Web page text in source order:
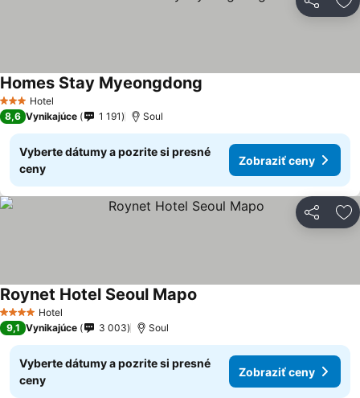
Zdieľať
3 Počet hviezdičiek
Hotel
Homes Stay Myeongdong
8,6 Vynikajúce 1 191 Soul
Vyberte dátumy a pozrite si presné
ceny
Zobraziť ceny
Zdieľať
4 Počet hviezdičiek
Hotel
Roynet Hotel Seoul Mapo
9,1 Vynikajúce 3 003 Soul
Vyberte dátumy a pozrite si presné
ceny
Zobraziť ceny